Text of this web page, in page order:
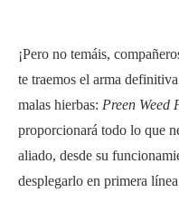
¡Pero no temáis,
te traemos el arma
malas hierbas: Preen Weed
proporcionará todo lo que
aliado, desde su
desplegarlo en primera